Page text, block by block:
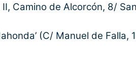
Camino de Alcorcón, 8/
(C/ Manuel de Falla,